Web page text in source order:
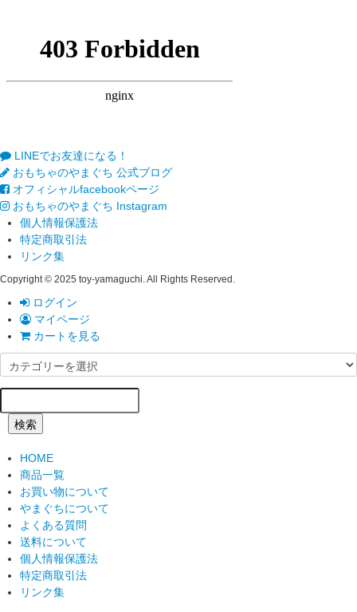
LINEでお友達になる！
おもちゃのやまぐち 公式ブログ
オフィシャルfacebookページ
おもちゃのやまぐち Instagram
個人情報保護法
特定商取引法
リンク集
Copyright © 2025 toy-yamaguchi. All Rights Reserved.
ログイン
マイページ
カートを見る
検索
HOME
商品一覧
お買い物について
やまぐちについて
よくある質問
送料について
個人情報保護法
特定商取引法
リンク集